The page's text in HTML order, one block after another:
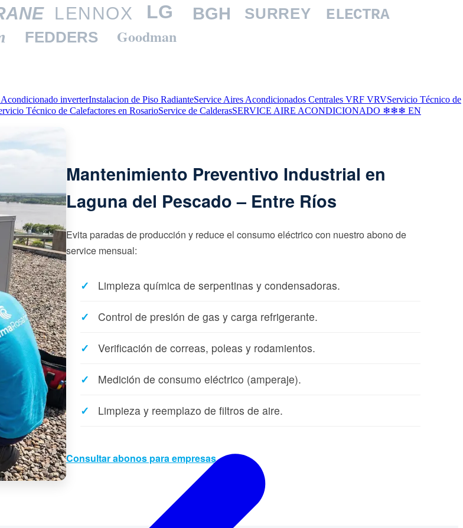
inverterInstalacion de Piso RadianteService Aires Acondicionados Centrales VRF VRVServicio Técnico de
Técnico de Calefactores en RosarioService de CalderasSERVICE AIRE ACONDICIONADO ❄❄❄ EN
LENNOX LG BGH SURREY ELECTRA
FEDDERS Goodman
Mantenimiento Preventivo Industrial en
Laguna del Pescado – Entre Ríos
Evita paradas de producción y reduce el consumo eléctrico con nuestro abono de
service mensual:
Limpieza química de serpentinas y condensadoras.
Control de presión de gas y carga refrigerante.
Verificación de correas, poleas y rodamientos.
Medición de consumo eléctrico (amperaje).
Limpieza y reemplazo de filtros de aire.
Consultar abonos para empresas →